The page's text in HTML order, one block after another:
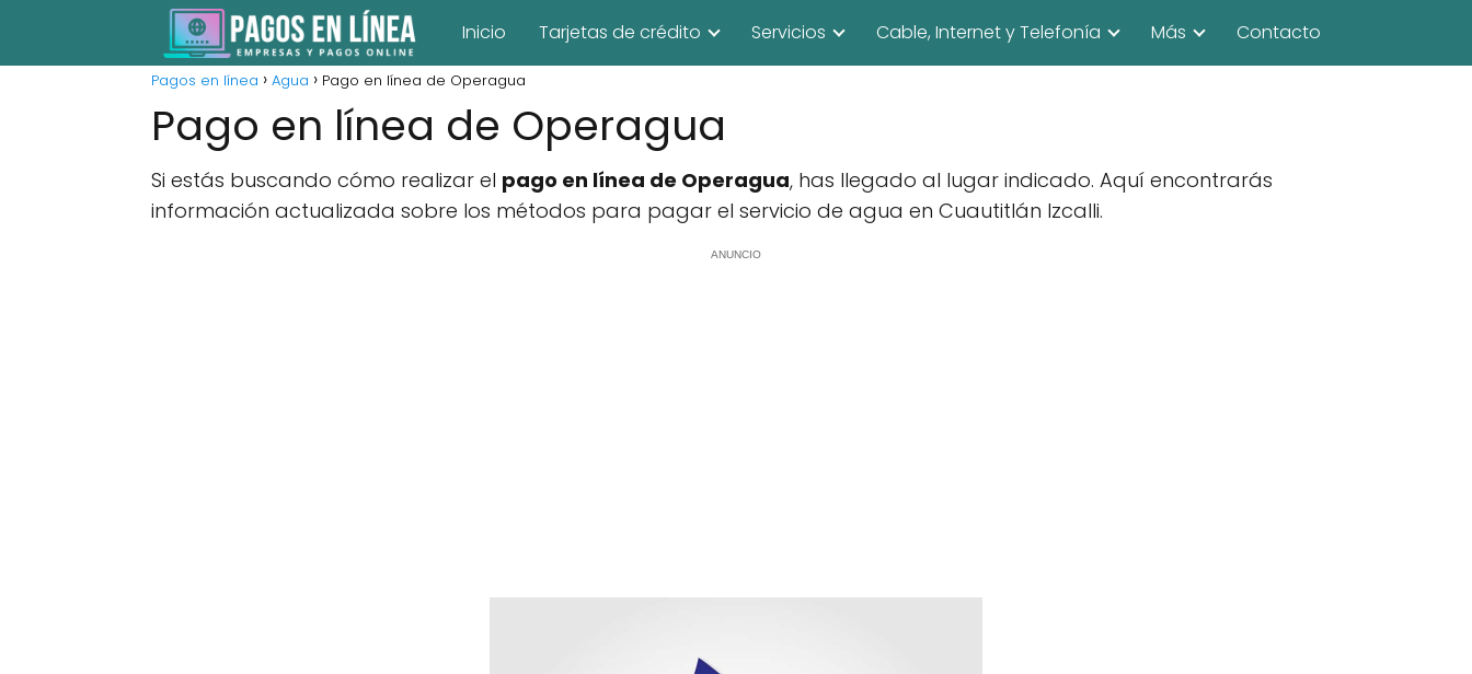
Inicio Tarjetas de crédito Servicios Cable, Internet y Telefonía Más Contacto
Pagos en línea Agua Pago en línea de Operagua
Pago en línea de Operagua
Si estás buscando cómo realizar el pago en línea de Operagua, has llegado al lugar indicado. Aquí encontrarás
información actualizada sobre los métodos para pagar el servicio de agua en Cuautitlán Izcalli .
ANUNCIO